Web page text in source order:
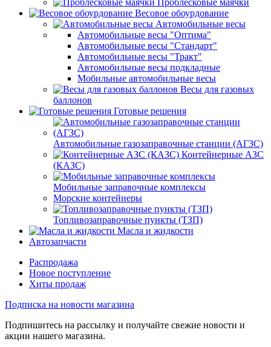
Проблесковые маячки
Весовое обоурдование
Автомобильные весы
Автомобильные весы "Оптима"
Автомобильные весы "Стандарт"
Автомобильные весы "Тракт"
Автомобильные весы подкладные
Мобильные автомобильные весы
Весы для газовых
баллонов
Готовые решения
Автомобильные газозаправочные станции (АГЗС)
Контейнерные АЗС
(КАЗС)
Мобильные заправочные комплексы
Морские контейнеры
Топливозаправочные пункты (ТЗП)
Масла и жидкости
Автозапчасти
Распродажа
Новое поступление
Хиты продаж
Подписка на новости магазина
Подпишитесь на рассылку и получайте свежие новости и
акции нашего магазина.